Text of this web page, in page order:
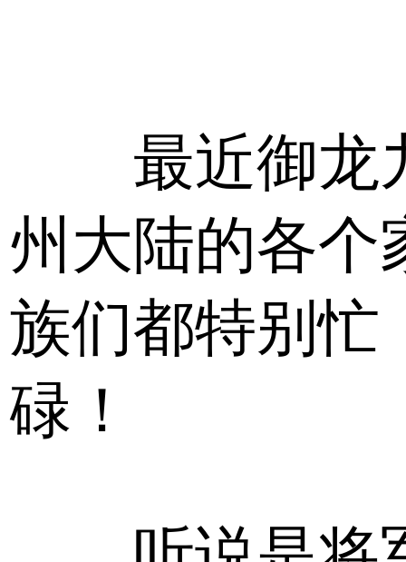
最近御龙
州大陆的各个
族们都特别忙
碌！